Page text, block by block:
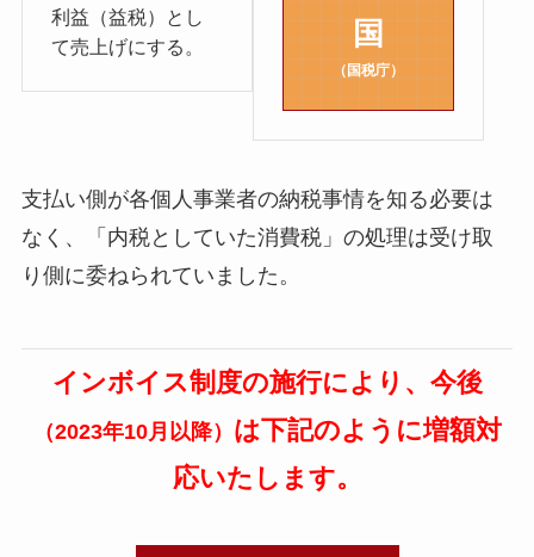
利益（益税）とし
て売上げにする。
国
（国税庁）
支払い側が各個人事業者の納税事情を知る必要は
なく、「内税としていた消費税」の処理は受け取
り側に委ねられていました。
インボイス制度の施行により、今後
（2023年10月以降） は下記のように増額対
応いたします。